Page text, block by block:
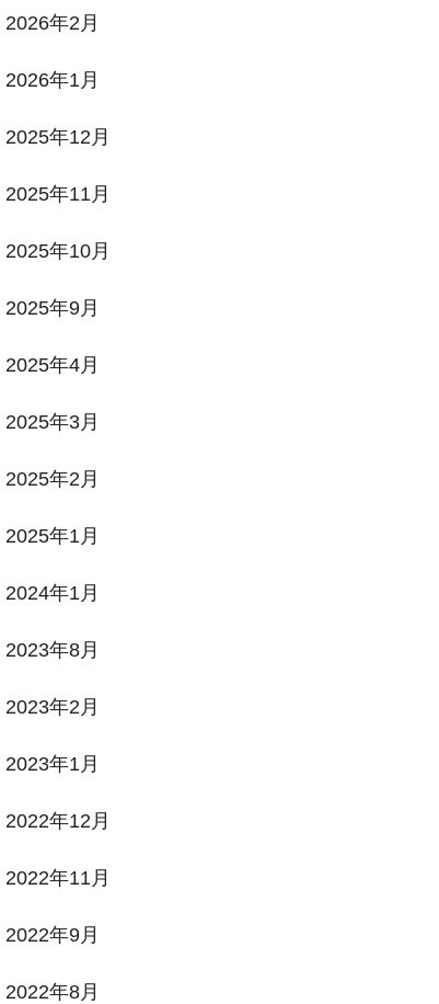
2026年2月
2026年1月
2025年12月
2025年11月
2025年10月
2025年9月
2025年4月
2025年3月
2025年2月
2025年1月
2024年1月
2023年8月
2023年2月
2023年1月
2022年12月
2022年11月
2022年9月
2022年8月